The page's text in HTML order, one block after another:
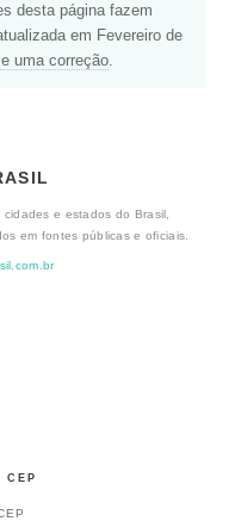
desta página fazem
em Fevereiro de
uma correção.
e estados do Brasil,
em fontes públicas e oficiais.
CEP